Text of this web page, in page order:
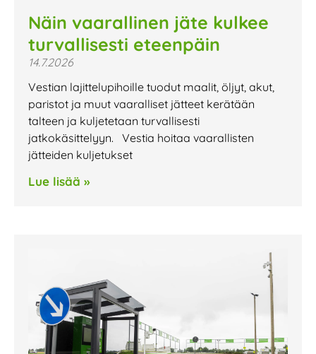
Näin vaarallinen jäte kulkee
turvallisesti eteenpäin
14.7.2026
Vestian lajittelupihoille tuodut maalit, öljyt, akut,
paristot ja muut vaaralliset jätteet kerätään
talteen ja kuljetetaan turvallisesti
jatkokäsittelyyn. Vestia hoitaa vaarallisten
jätteiden kuljetukset
Lue lisää »